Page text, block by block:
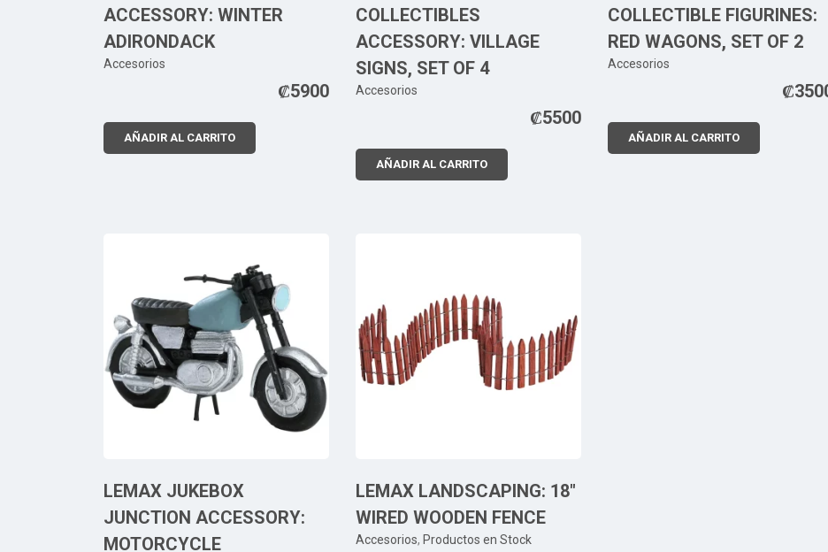
ACCESSORY: WINTER
ADIRONDACK
Accesorios
₡5900
AÑADIR AL CARRITO
COLLECTIBLES
ACCESSORY: VILLAGE
SIGNS, SET OF 4
Accesorios
₡5500
AÑADIR AL CARRITO
COLLECTIBLE FIGURINES:
RED WAGONS, SET OF 2
Accesorios
₡
AÑADIR AL CARRITO
LEMAX JUKEBOX
JUNCTION ACCESSORY:
MOTORCYCLE
LEMAX LANDSCAPING: 18″
WIRED WOODEN FENCE
Accesorios, Productos en Stock